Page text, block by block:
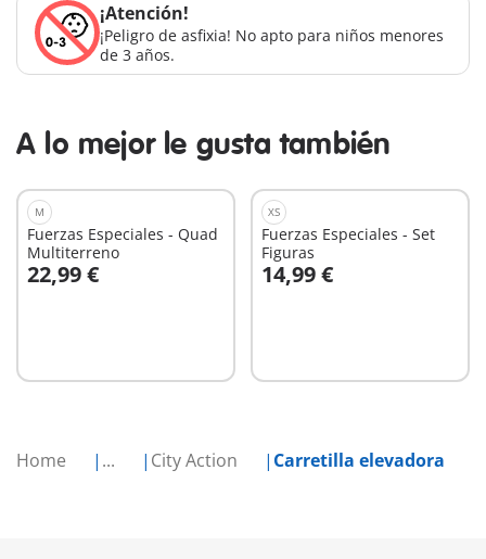
Home ... City Action Carretilla elevadora
¡Atención!
¡Peligro de asfixia! No apto para niños menores
de 3 años.
A lo mejor le gusta también
M
Fuerzas Especiales - Quad
Multiterreno
22,99 €
A la cesta
XS
Fuerzas Especiales - Set
Figuras
14,99 €
A la cesta